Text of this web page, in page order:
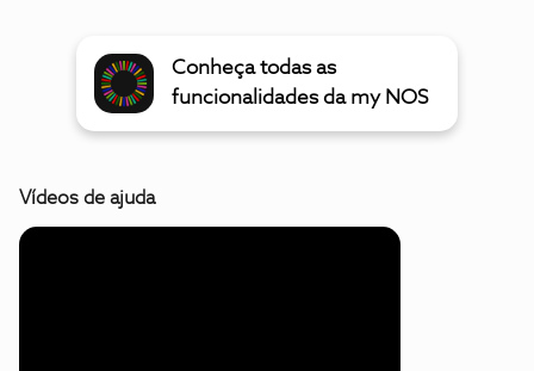
Conheça todas as
funcionalidades da my NOS
Vídeos de ajuda